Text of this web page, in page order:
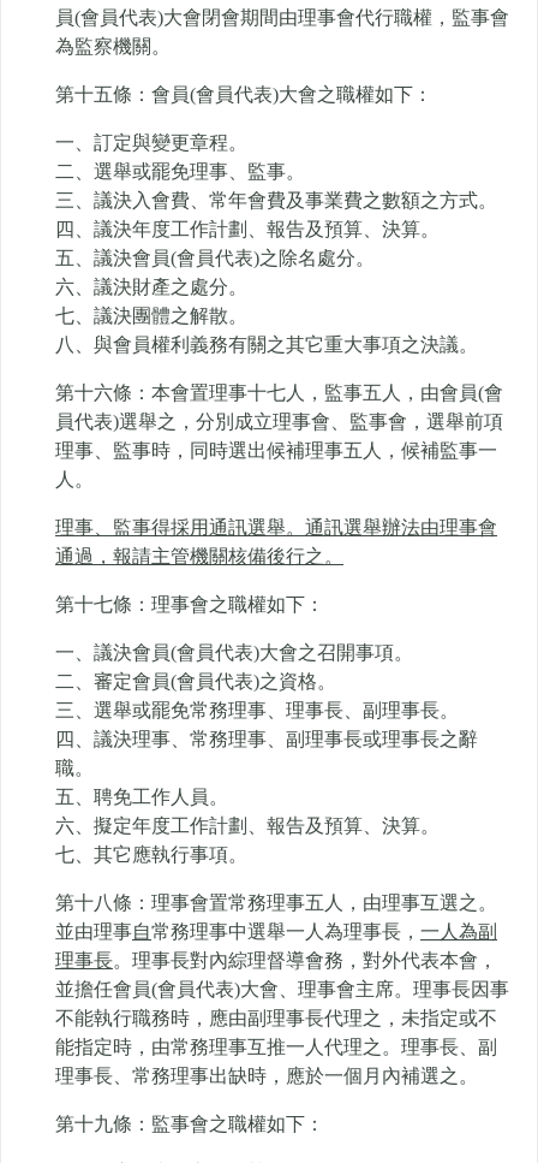
員(會員代表)大會閉會期間由理事會代行職權，監事會
為監察機關。
第十五條：會員(會員代表)大會之職權如下：
一、訂定與變更章程。
二、選舉或罷免理事、監事。
三、議決入會費、常年會費及事業費之數額之方式。
四、議決年度工作計劃、報告及預算、決算。
五、議決會員(會員代表)之除名處分。
六、議決財產之處分。
七、議決團體之解散。
八、與會員權利義務有關之其它重大事項之決議。
第十六條：本會置理事十七人，監事五人，由會員(會
員代表)選舉之，分別成立理事會、監事會，選舉前項
理事、監事時，同時選出候補理事五人，候補監事一
人。
理事、監事得採用通訊選舉。通訊選舉辦法由理事會
通過，報請主管機關核備後行之。
第十七條：理事會之職權如下：
一、議決會員(會員代表)大會之召開事項。
二、審定會員(會員代表)之資格。
三、選舉或罷免常務理事、理事長、副理事長。
四、議決理事、常務理事、副理事長或理事長之辭
職。
五、聘免工作人員。
六、擬定年度工作計劃、報告及預算、決算。
七、其它應執行事項。
第十八條：理事會置常務理事五人，由理事互選之。
並由理事自常務理事中選舉一人為理事長， 一人為副
理事長。理事長對內綜理督導會務，對外代表本會，
並擔任會員(會員代表)大會、理事會主席。理事長因事
不能執行職務時，應由副理事長代理之，未指定或不
能指定時，由常務理事互推一人代理之。理事長、副
理事長、常務理事出缺時，應於一個月內補選之。
第十九條：監事會之職權如下：